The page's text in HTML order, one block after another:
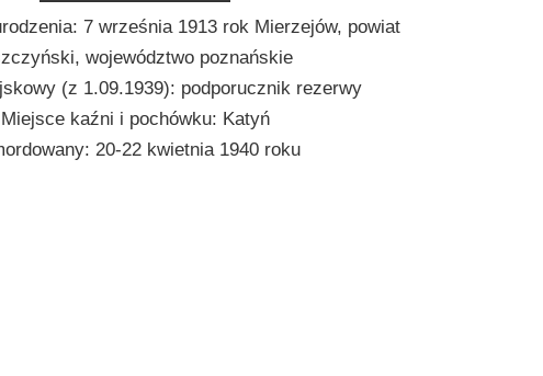
7 września 1913 rok Mierzejów, powiat
województwo poznańskie
(z 1.09.1939): podporucznik rezerwy
Miejsce kaźni i pochówku: Katyń
20-22 kwietnia 1940 roku